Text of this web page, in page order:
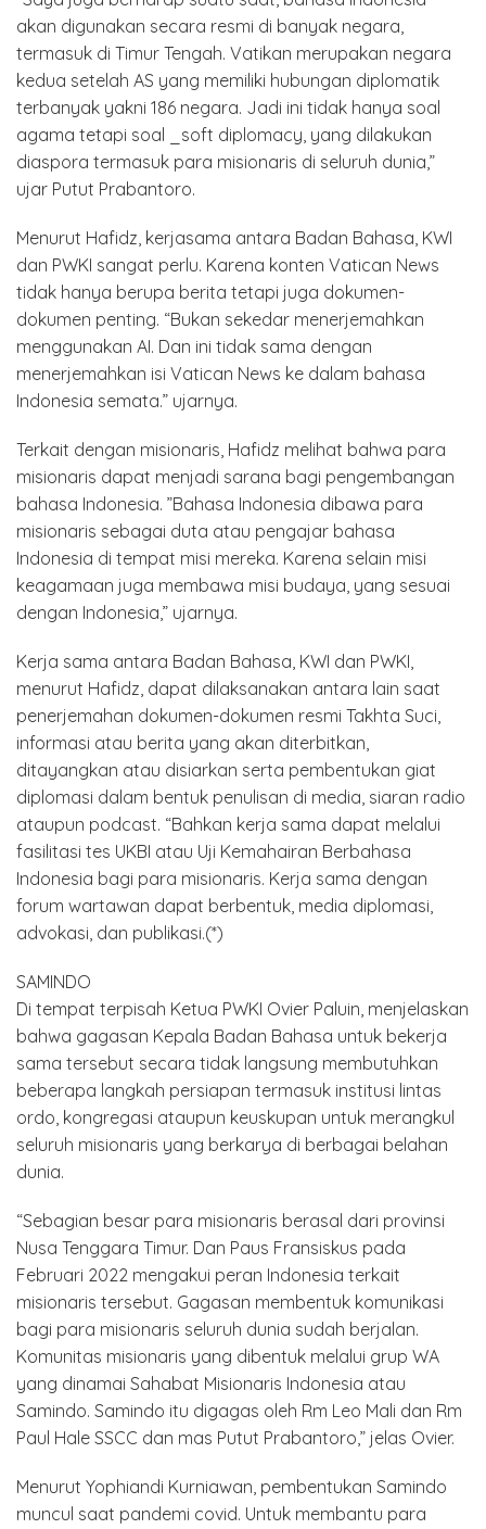
akan digunakan secara resmi di banyak negara,
termasuk di Timur Tengah. Vatikan merupakan negara
kedua setelah AS yang memiliki hubungan diplomatik
terbanyak yakni 186 negara. Jadi ini tidak hanya soal
agama tetapi soal _soft diplomacy, yang dilakukan
diaspora termasuk para misionaris di seluruh dunia,”
ujar Putut Prabantoro.
Menurut Hafidz, kerjasama antara Badan Bahasa, KWI
dan PWKI sangat perlu. Karena konten Vatican News
tidak hanya berupa berita tetapi juga dokumen-
dokumen penting. “Bukan sekedar menerjemahkan
menggunakan AI. Dan ini tidak sama dengan
menerjemahkan isi Vatican News ke dalam bahasa
Indonesia semata.” ujarnya.
Terkait dengan misionaris, Hafidz melihat bahwa para
misionaris dapat menjadi sarana bagi pengembangan
bahasa Indonesia. ”Bahasa Indonesia dibawa para
misionaris sebagai duta atau pengajar bahasa
Indonesia di tempat misi mereka. Karena selain misi
keagamaan juga membawa misi budaya, yang sesuai
dengan Indonesia,” ujarnya.
Kerja sama antara Badan Bahasa, KWI dan PWKI,
menurut Hafidz, dapat dilaksanakan antara lain saat
penerjemahan dokumen-dokumen resmi Takhta Suci,
informasi atau berita yang akan diterbitkan,
ditayangkan atau disiarkan serta pembentukan giat
diplomasi dalam bentuk penulisan di media, siaran radio
ataupun podcast. “Bahkan kerja sama dapat melalui
fasilitasi tes UKBI atau Uji Kemahairan Berbahasa
Indonesia bagi para misionaris. Kerja sama dengan
forum wartawan dapat berbentuk, media diplomasi,
advokasi, dan publikasi.(*)
SAMINDO
Di tempat terpisah Ketua PWKI Ovier Paluin, menjelaskan
bahwa gagasan Kepala Badan Bahasa untuk bekerja
sama tersebut secara tidak langsung membutuhkan
beberapa langkah persiapan termasuk institusi lintas
ordo, kongregasi ataupun keuskupan untuk merangkul
seluruh misionaris yang berkarya di berbagai belahan
dunia.
“Sebagian besar para misionaris berasal dari provinsi
Nusa Tenggara Timur. Dan Paus Fransiskus pada
Februari 2022 mengakui peran Indonesia terkait
misionaris tersebut. Gagasan membentuk komunikasi
bagi para misionaris seluruh dunia sudah berjalan.
Komunitas misionaris yang dibentuk melalui grup WA
yang dinamai Sahabat Misionaris Indonesia atau
Samindo. Samindo itu digagas oleh Rm Leo Mali dan Rm
Paul Hale SSCC dan mas Putut Prabantoro,” jelas Ovier.
Menurut Yophiandi Kurniawan, pembentukan Samindo
muncul saat pandemi covid. Untuk membantu para